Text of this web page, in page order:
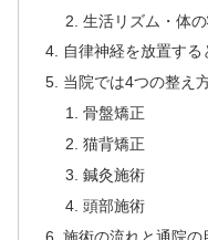
生活リズム・体
自律神経を放置す
当院では4つの整え
骨盤矯正
猫背矯正
鍼灸施術
頭部施術
施術の流れと通院の